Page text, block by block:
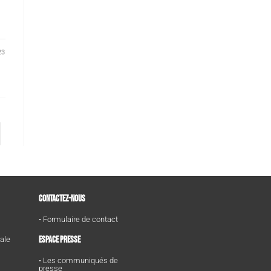
CONTACTEZ-NOUS
• Formulaire de contact
ESPACE PRESSE
• Les communiqués de
presse